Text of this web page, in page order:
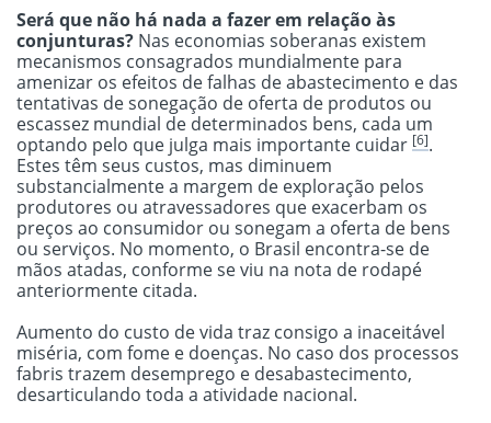
Será que não há nada a fazer em relação às
conjunturas? Nas economias soberanas existem
mecanismos consagrados mundialmente para
amenizar os efeitos de falhas de abastecimento e das
tentativas de sonegação de oferta de produtos ou
escassez mundial de determinados bens, cada um
optando pelo que julga mais importante cuidar [6].
Estes têm seus custos, mas diminuem
substancialmente a margem de exploração pelos
produtores ou atravessadores que exacerbam os
preços ao consumidor ou sonegam a oferta de bens
ou serviços. No momento, o Brasil encontra-se de
mãos atadas, conforme se viu na nota de rodapé
anteriormente citada.
Aumento do custo de vida traz consigo a inaceitável
miséria, com fome e doenças. No caso dos processos
fabris trazem desemprego e desabastecimento,
desarticulando toda a atividade nacional.